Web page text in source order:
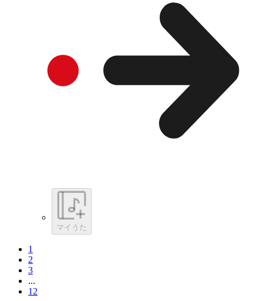
マイうた
1
2
3
...
12